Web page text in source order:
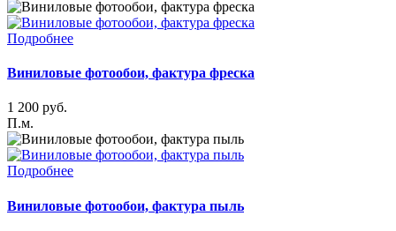
Подробнее
Виниловые фотообои, фактура фреска
1 200 руб.
П.м.
Подробнее
Виниловые фотообои, фактура пыль